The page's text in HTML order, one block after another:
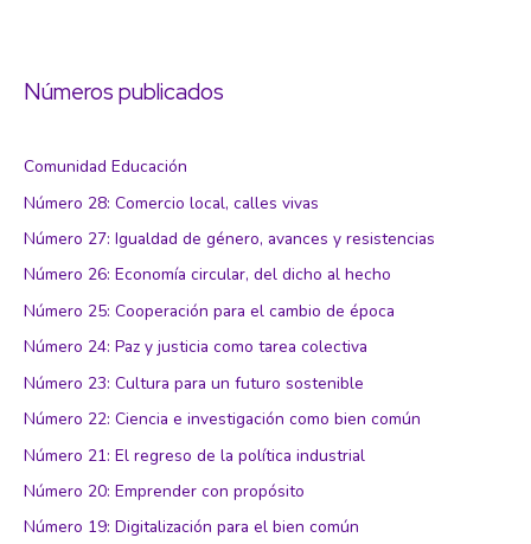
Números publicados
Comunidad Educación
Número 28: Comercio local, calles vivas
Número 27: Igualdad de género, avances y resistencias
Número 26: Economía circular, del dicho al hecho
Número 25: Cooperación para el cambio de época
Número 24: Paz y justicia como tarea colectiva
Número 23: Cultura para un futuro sostenible
Número 22: Ciencia e investigación como bien común
Número 21: El regreso de la política industrial
Número 20: Emprender con propósito
Número 19: Digitalización para el bien común